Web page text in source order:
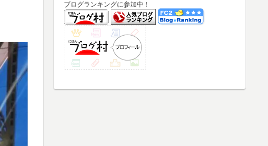
ブログランキングに参加中！